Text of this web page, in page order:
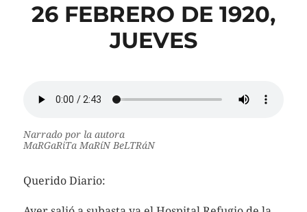
26 FEBRERO DE 1920,
JUEVES
Narrado por la autora
MaRGaRiTa MaRíN BeLTRáN
Querido Diario: